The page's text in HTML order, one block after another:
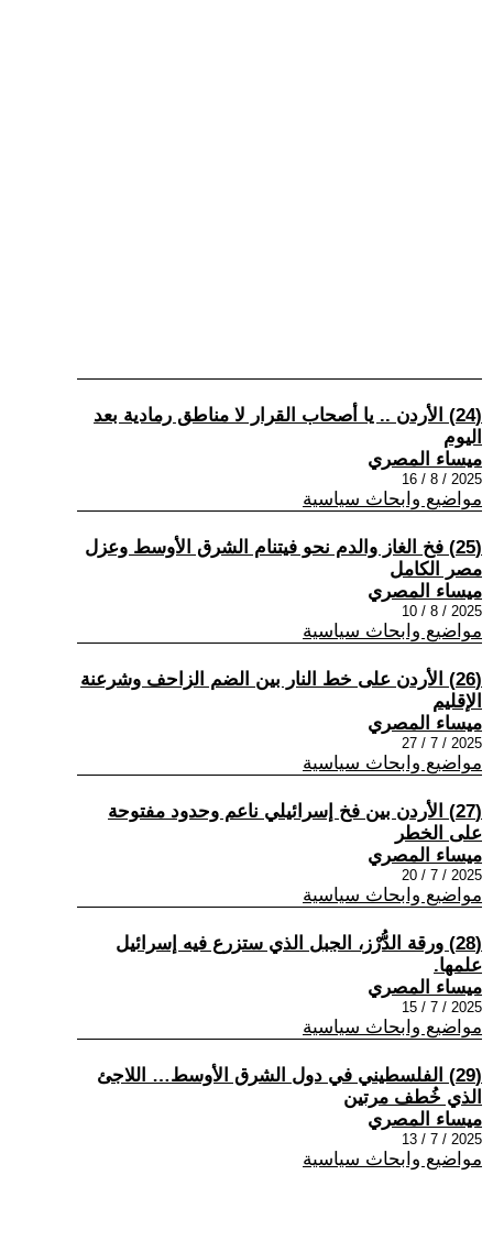
(24) الأردن .. يا أصحاب القرار لا مناطق رمادية بعد
اليوم
ميساء المصري
2025 / 8 / 16
مواضيع وابحاث سياسية
(25) فخ الغاز والدم نحو فيتنام الشرق الأوسط وعزل
مصر الكامل
ميساء المصري
2025 / 8 / 10
مواضيع وابحاث سياسية
(26) الأردن على خط النار بين الضم الزاحف وشرعنة
الإقليم
ميساء المصري
2025 / 7 / 27
مواضيع وابحاث سياسية
(27) الأردن بين فخ إسرائيلي ناعم وحدود مفتوحة
على الخطر
ميساء المصري
2025 / 7 / 20
مواضيع وابحاث سياسية
(28) ورقة الدُّرْز، الجبل الذي ستزرع فيه إسرائيل
علمها.
ميساء المصري
2025 / 7 / 15
مواضيع وابحاث سياسية
(29) الفلسطيني في دول الشرق الأوسط… اللاجئ
الذي خُطف مرتين
ميساء المصري
2025 / 7 / 13
مواضيع وابحاث سياسية